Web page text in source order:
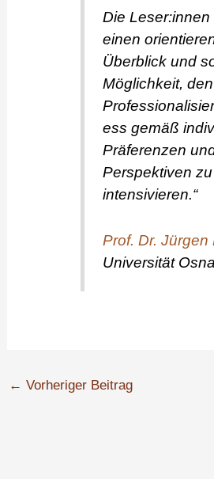
Die Leser:innen
einen
Überblick und
Möglichkeit,
ess gemäß
Präferenzen
Perspektiven zu
intensivieren.“
Prof. Dr. Jürgen
Universität
← Vorheriger Beitrag